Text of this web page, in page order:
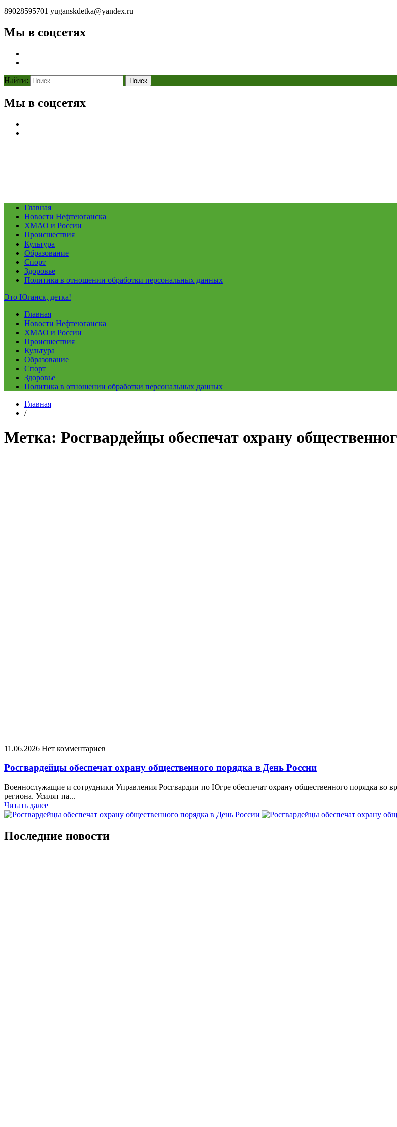
89028595701 yuganskdetka@yandex.ru
Мы в соцсетях
Найти:
Мы в соцсетях
Главная
Новости Нефтеюганска
ХМАО и России
Происшествия
Культура
Образование
Спорт
Здоровье
Политика в отношении обработки персональных данных
Это Юганск, детка!
Главная
Новости Нефтеюганска
ХМАО и России
Происшествия
Культура
Образование
Спорт
Здоровье
Политика в отношении обработки персональных данных
Главная
/
Метка: Росгвардейцы обеспечат охрану
11.06.2026 Нет комментариев
Росгвардейцы обеспечат охрану общественного порядка в День России
Военнослужащие и сотрудники Управления Росгвардии по Югре обеспечат охрану общественного порядка во
региона. Усилят па...
Читать далее
Последние новости